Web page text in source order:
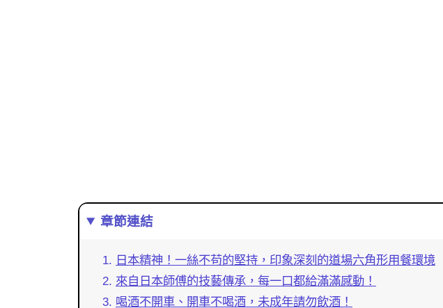
章節連結
日本精神！一絲不苟的堅持，印象深刻的道場六角形用餐環境
來自日本師傅的技藝傳承，每一口都給滿滿感動！
喝酒不開車、開車不喝酒，未成年請勿飲酒！